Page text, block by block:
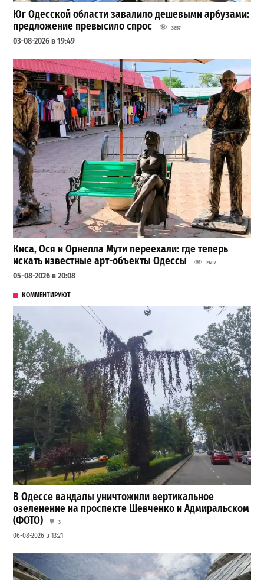
Юг Одесской области завалило дешевыми арбузами:
предложение превысило спрос
3657
03-08-2026 в 19:49
Киса, Ося и Орнелла Мути переехали: где теперь
искать известные арт-объекты Одессы
2407
05-08-2026 в 20:08
КОММЕНТИРУЮТ
В Одессе вандалы уничтожили вертикальное
озеленение на проспекте Шевченко и Адмиральском
(ФОТО)
3
06-08-2026 в 13:21